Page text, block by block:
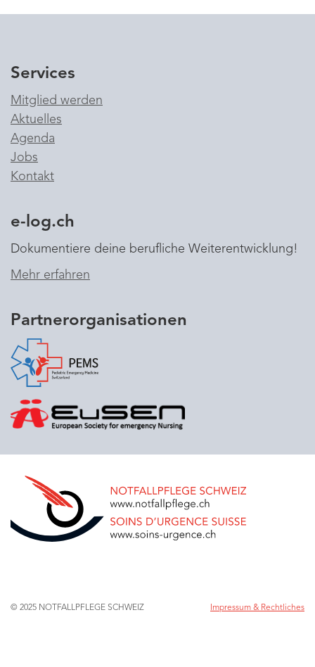
Services
Mitglied werden
Aktuelles
Agenda
Jobs
Kontakt
e-log.ch
Dokumentiere deine berufliche Weiterentwicklung!
Mehr erfahren
Partnerorganisationen
© 2025 NOTFALLPFLEGE SCHWEIZ Impressum & Rechtliches